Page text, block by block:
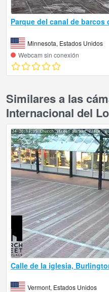
Parque del canal de barcos
Minnesota, Estados Unidos
Webcam sin conexión
Similares a las
Internacional del
Calle de la iglesia,
Vermont, Estados Unidos